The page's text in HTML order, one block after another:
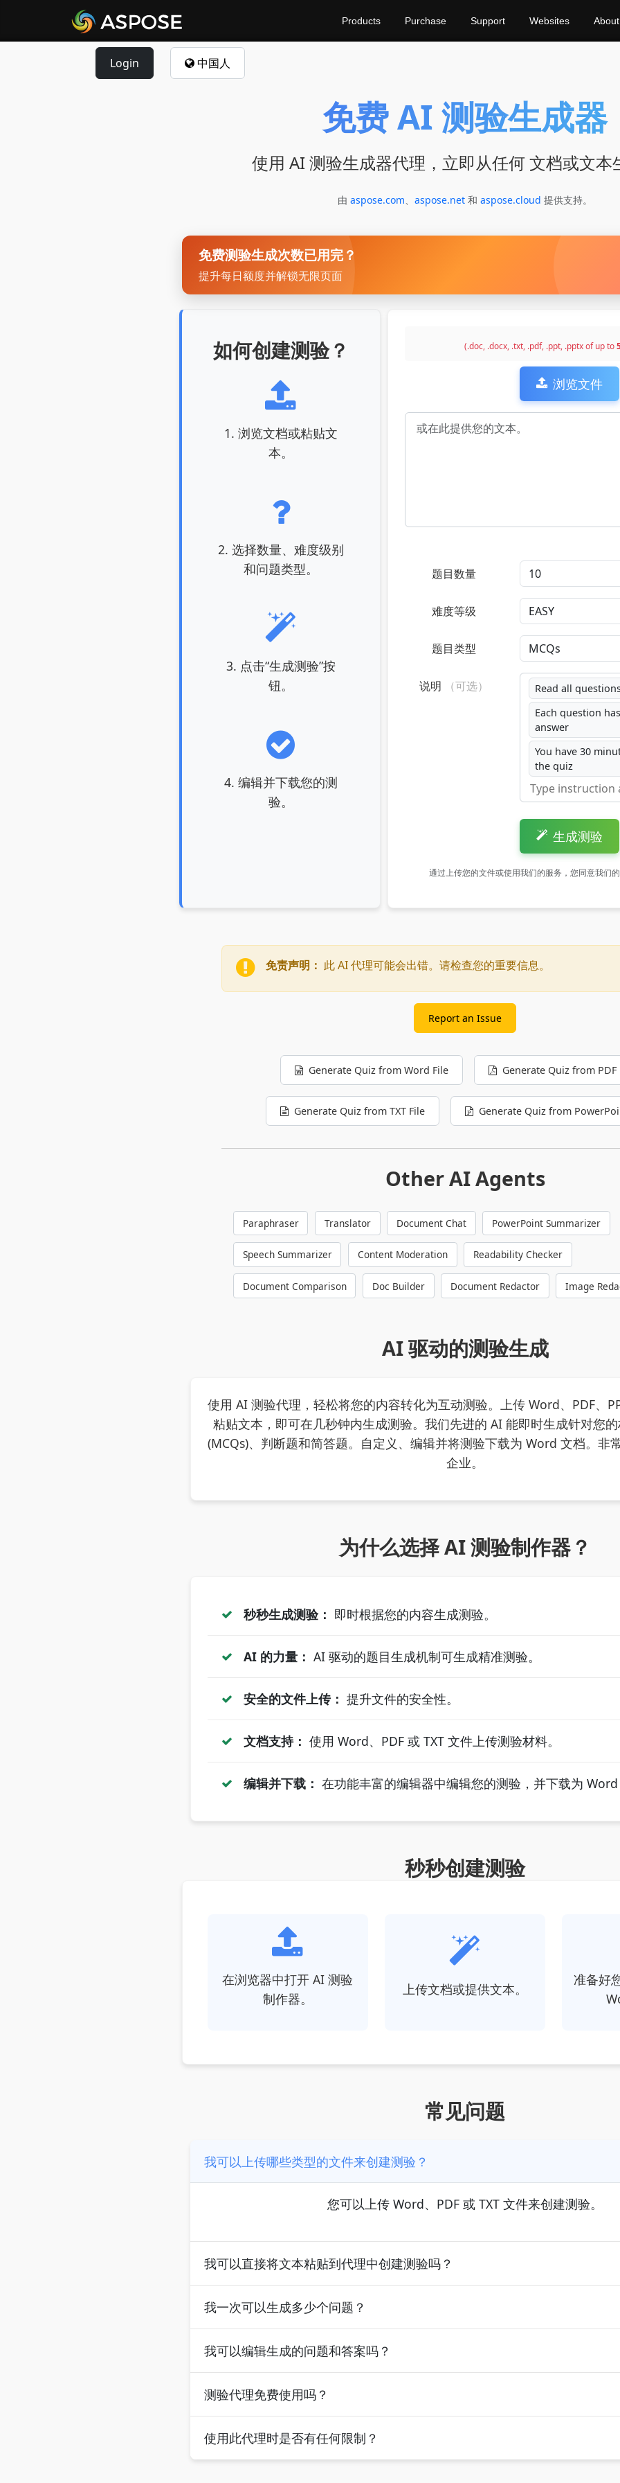
Products Purchase Support Websites About
Login 中国人
免费 AI 测验生成器
使用 AI 测验生成器代理，立即从任何 文档或文本
由 aspose.com、 aspose.net 和 aspose.cloud 提供支持。
免费测验生成次数已用完？
提升每日额度并解锁无限页面
如何创建测验？
1. 浏览文档或粘贴文
本。
2. 选择数量、难度级别
和问题类型。
3. 点击“生成测验”按
钮。
4. 编辑并下载您的测
验。
(.doc, .docx, .txt, .pdf, .ppt, .pptx of up to
浏览文件
题目数量
难度等级
题目类型
说明 （可选）
Read all
Each question
answer
You have 30
the quiz
生成测验
通过上传您的文件或使用我们的服务，您同意我们
免责声明： 此 AI 代理可能会出错。请检查您的重要信息。
Report an Issue
Generate Quiz from Word File Generate Quiz from PDF
Generate Quiz from TXT File Generate Quiz from
Other AI Agents
Paraphraser Translator Document Chat PowerPoint Summarizer
Speech Summarizer Content Moderation Readability Checker
Document Comparison Doc Builder Document Redactor Image
AI 驱动的测验生成
使用 AI 测验代理，轻松将您的内容转化为互动测验。上传 Word、PDF、
粘贴文本，即可在几秒钟内生成测验。我们先进的 AI 能即时生成针对您
(MCQs)、判断题和简答题。自定义、编辑并将测验下载为 Word 文档。非
企业。
为什么选择 AI 测验制作器？
秒秒生成测验： 即时根据您的内容生成测验。
AI 的力量： AI 驱动的题目生成机制可生成精准测验。
安全的文件上传： 提升文件的安全性。
文档支持： 使用 Word、PDF 或 TXT 文件上传测验材料。
编辑并下载： 在功能丰富的编辑器中编辑您的测验，并下载为
秒秒创建测验
在浏览器中打开 AI 测验
制作器。
上传文档或提供文本。
准备好
常见问题
我可以上传哪些类型的文件来创建测验？
您可以上传 Word、PDF 或 TXT 文件来创建测验。
我可以直接将文本粘贴到代理中创建测验吗？
我一次可以生成多少个问题？
我可以编辑生成的问题和答案吗？
测验代理免费使用吗？
使用此代理时是否有任何限制？